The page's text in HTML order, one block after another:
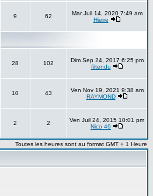
9 62
Mar Juil 14, 2020 7:49 am
Hieire
28 102
Dim Sep 24, 2017 6:25 pm
filtendu
10 43
Ven Nov 19, 2021 9:38 am
RAYMOND
2 2
Ven Juil 24, 2015 10:01 pm
Nico 49
Toutes les heures sont au format GMT + 1 Heure